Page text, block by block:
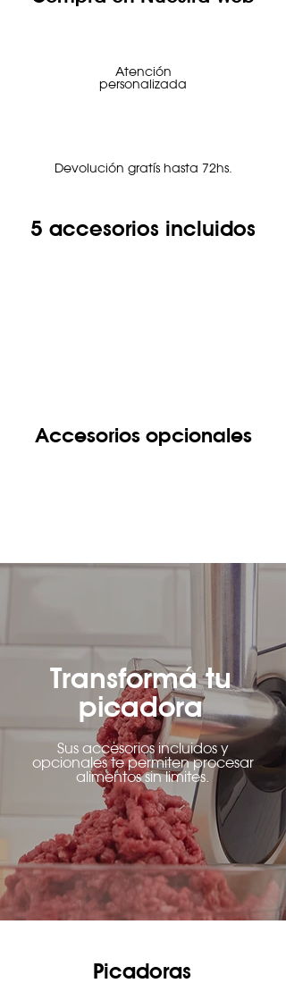
Atención
personalizada
Devolución gratís hasta 72hs.
5 accesorios incluidos
Accesorios opcionales
Transformá tu
picadora
Sus accesorios incluidos y
opcionales te permiten procesar
alimentos sin limites.
Picadoras